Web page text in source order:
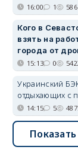
16:00 1 586
Кого в
взять на
города от
15:13 0
Украинский
отдыхающих с
14:15 5